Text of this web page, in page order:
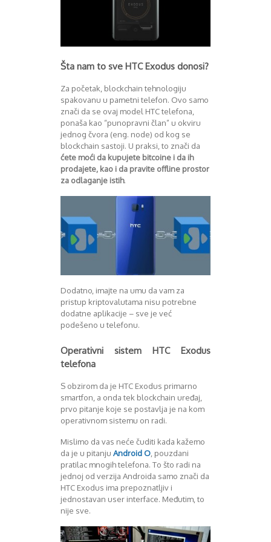
April 2015
Juni 2015
Juli 2015
August 2015
Septembar 2015
Oktobar 2015
Novembar 2015
Decembar 2015
Februar 2016
April 2016
Maj 2016
Juni 2016
August 2016
Septembar 2016
Oktobar 2016
April 2017
Maj 2017
Juni 2017
August 2017
Oktobar 2017
Novembar 2017
Decembar 2017
Maj 2018
Juli 2018
Šta nam to sve HTC Exodus donosi?
Za početak, blockchain tehnologiju
spakovanu u pametni telefon. Ovo samo
znači da se ovaj model HTC telefona,
ponaša kao “punopravni član” u okviru
jednog čvora (eng. node) od kog se
blockchain sastoji. U praksi, to znači da
ćete moći da kupujete bitcoine i da ih
prodajete, kao i da pravite offline prostor
za odlaganje istih.
Dodatno, imajte na umu da vam za
pristup kriptovalutama nisu potrebne
dodatne aplikacije – sve je već
podešeno u telefonu.
Operativni sistem HTC Exodus
telefona
S obzirom da je HTC Exodus primarno
smartfon, a onda tek blockchain uređaj,
prvo pitanje koje se postavlja je na kom
operativnom sistemu on radi.
Mislimo da vas neće čuditi kada kažemo
da je u pitanju Android O , pouzdani
pratilac mnogih telefona. To što radi na
jednoj od verzija Androida samo znači da
HTC Exodus ima prepoznatljiv i
jednostavan user interface. Međutim, to
nije sve.